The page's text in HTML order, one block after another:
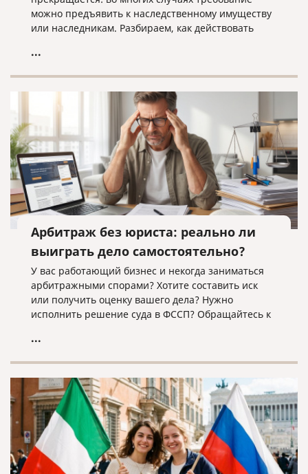
можно предъявить к наследственному имуществу
или наследникам. Разбираем, как действовать
наследство, еще не приняли его или когда
...
Арбитраж без юриста: реально ли
выиграть дело самостоятельно?
У вас работающий бизнес и некогда заниматься
арбитражными спорами? Хотите составить иск
или получить оценку вашего дела? Нужно
исполнить решение суда в ФССП? Обращайтесь к
...